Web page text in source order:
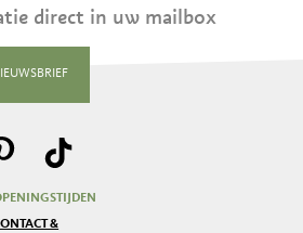
direct in uw mailbox
&